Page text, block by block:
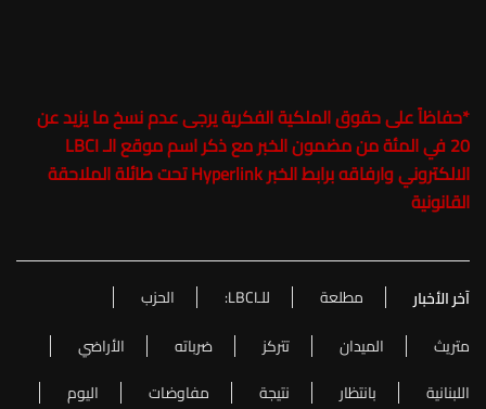
*حفاظاً على حقوق الملكية الفكرية يرجى عدم نسخ ما يزيد عن
20 في المئة من مضمون الخبر مع ذكر اسم موقع الـ LBCI
الالكتروني وارفاقه برابط الخبر Hyperlink تحت طائلة الملاحقة
القانونية
آخر الأخبار مطلعة للـLBCI:
الحزب
متريث
الميدان تتركز ضرباته
الأراضي
اللبنانية
بانتظار نتيجة مفاوضات
اليوم